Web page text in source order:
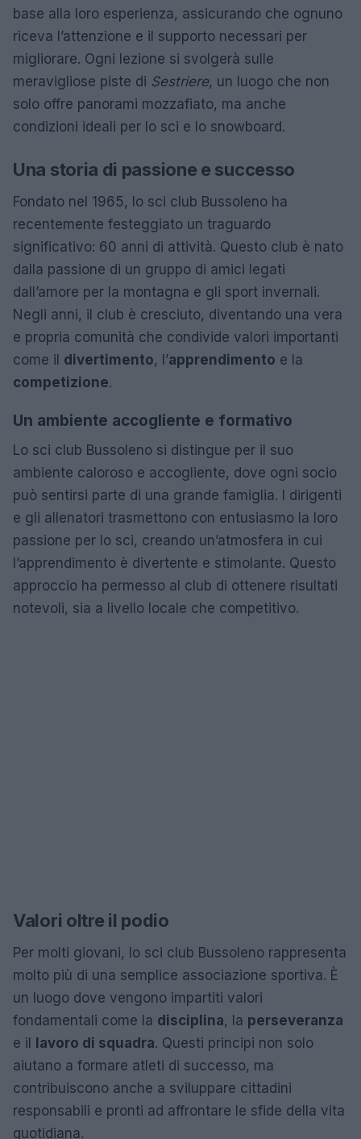
base alla loro esperienza, assicurando che ognuno
riceva l’attenzione e il supporto necessari per
migliorare. Ogni lezione si svolgerà sulle
meravigliose piste di Sestriere, un luogo che non
solo offre panorami mozzafiato, ma anche
condizioni ideali per lo sci e lo snowboard.
Una storia di passione e successo
Fondato nel 1965, lo sci club Bussoleno ha
recentemente festeggiato un traguardo
significativo: 60 anni di attività. Questo club è nato
dalla passione di un gruppo di amici legati
dall’amore per la montagna e gli sport invernali.
Negli anni, il club è cresciuto, diventando una vera
e propria comunità che condivide valori importanti
come il divertimento, l’apprendimento e la
competizione.
Un ambiente accogliente e formativo
Lo sci club Bussoleno si distingue per il suo
ambiente caloroso e accogliente, dove ogni socio
può sentirsi parte di una grande famiglia. I dirigenti
e gli allenatori trasmettono con entusiasmo la loro
passione per lo sci, creando un’atmosfera in cui
l’apprendimento è divertente e stimolante. Questo
approccio ha permesso al club di ottenere risultati
notevoli, sia a livello locale che competitivo.
Valori oltre il podio
Per molti giovani, lo sci club Bussoleno rappresenta
molto più di una semplice associazione sportiva. È
un luogo dove vengono impartiti valori
fondamentali come la disciplina, la perseveranza
e il
lavoro di squadra. Questi principi non solo
aiutano a formare atleti di successo, ma
contribuiscono anche a sviluppare cittadini
responsabili e pronti ad affrontare le sfide della vita
quotidiana.